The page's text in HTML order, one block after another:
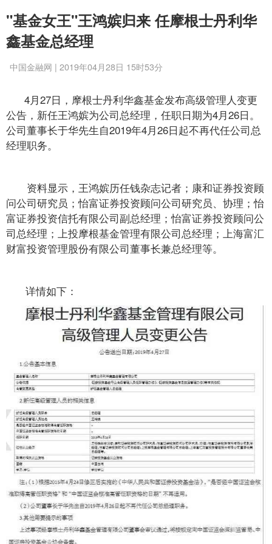
"基金女王"王鸿嫔归来 任摩根士丹利华
鑫基金总经理
中国金融网 | 2019年04月28日 15时53分
4月27日，摩根士丹利华鑫基金发布高级管理人变更
公告，新任王鸿嫔为公司总经理，任职日期为4月26日。
公司董事长于华先生自2019年4月26日起不再代任公司总
经理职务。
资料显示，王鸿嫔历任钱杂志记者；康和证券投资顾
问公司研究员；怡富证券投资顾问公司研究员、协理；怡
富证券投资信托有限公司副总经理；怡富证券投资顾问公
司总经理；上投摩根基金管理有限公司总经理；上海富汇
财富投资管理股份有限公司董事长兼总经理等。
详情如下：